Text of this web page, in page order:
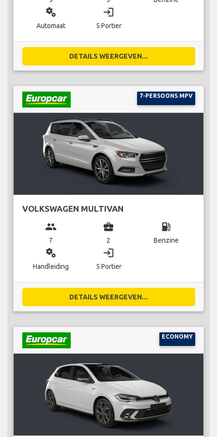
miscellaneous_services
Automaat
login
5 Portier
DETAILS WEERGEVEN...
7-PERSOONS MPV
VOLKSWAGEN MULTIVAN
group
7
business_center
2
local_gas_station
Benzine
miscellaneous_services
Handleiding
login
5 Portier
DETAILS WEERGEVEN...
ECONOMY